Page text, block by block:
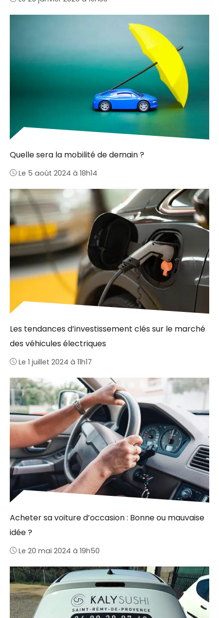
Quelle sera la mobilité de demain ?
Le 5 août 2024 à 18h14
Les tendances d’investissement clés sur le marché
des véhicules électriques
Le 1 juillet 2024 à 11h17
Acheter sa voiture d’occasion : Bonne ou mauvaise
idée ?
Le 20 mai 2024 à 19h50